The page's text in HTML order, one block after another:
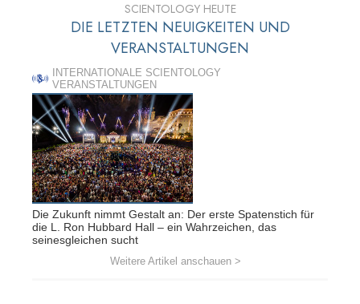
SCIENTOLOGY HEUTE
DIE LETZTEN NEUIGKEITEN UND
VERANSTALTUNGEN
INTERNATIONALE SCIENTOLOGY
VERANSTALTUNGEN
Die Zukunft nimmt Gestalt an: Der erste Spatenstich für
die L. Ron Hubbard Hall – ein Wahrzeichen, das
seinesgleichen sucht
Weitere Artikel anschauen >